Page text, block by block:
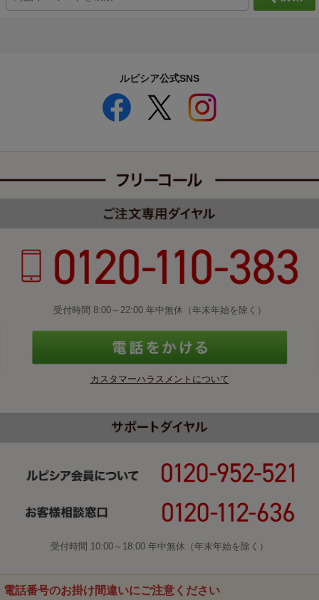
ルピシア公式SNS
受付時間 8:00～22:00 年中無休（年末年始を除く）
カスタマーハラスメントについて
受付時間 10:00～18:00 年中無休（年末年始を除く）
電話番号のお掛け間違いにご注意ください